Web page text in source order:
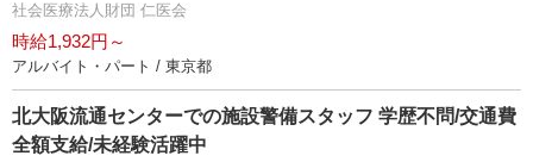
社会医療法人財団 仁医会
時給1,932円～
アルバイト・パート / 東京都
北大阪流通センターでの施設警備スタッフ 学歴不問/交通費
全額支給/未経験活躍中